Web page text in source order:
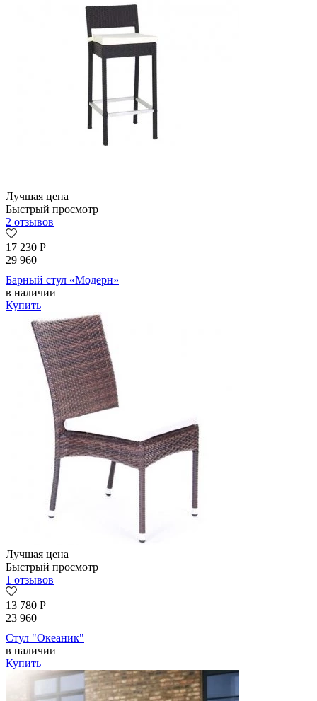
Лучшая цена
Быстрый просмотр
2 отзывов
17 230 Р
29 960
Барный стул «Модерн»
в наличии
Купить
Лучшая цена
Быстрый просмотр
1 отзывов
13 780 Р
23 960
Стул "Океаник"
в наличии
Купить